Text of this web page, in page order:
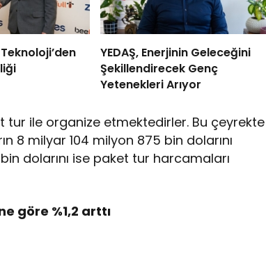
YEDAŞ, Enerjinin Geleceğini
Şekillendirecek Genç
Yetenekleri Arıyor
tur ile organize etmektedirler. Bu çeyrekte
8 milyar 104 milyon 875 bin dolarını
dolarını ise paket tur harcamaları
göre %1,2 arttı